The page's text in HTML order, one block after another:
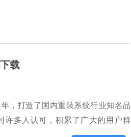
载
，打造了国内重装系统行业知名品
许多人认可，积累了广大的用户群
下载 纯净版 永久激活 winxp ghost